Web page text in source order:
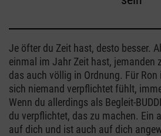
Je öfter du Zeit hast, desto besser.
einmal im Jahr Zeit hast, jemanden
das auch völlig in Ordnung. Für
sich niemand verpflichtet fühlt,
Wenn du allerdings als Begleit-
du verpflichtet, das zu machen. Ein
auf dich und ist auch auf dich